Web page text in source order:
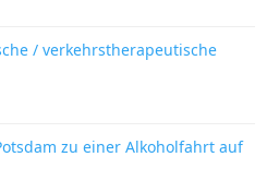
/ verkehrstherapeutische
zu einer Alkoholfahrt auf